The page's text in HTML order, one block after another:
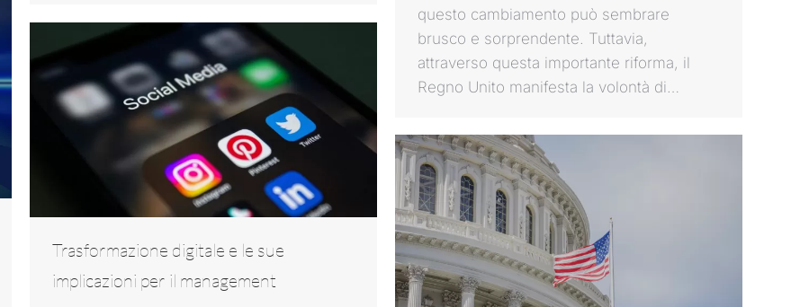
questo cambiamento può sembrare
brusco e sorprendente. Tuttavia,
attraverso questa importante riforma, il
Regno Unito manifesta la volontà di…
Trasformazione digitale e le sue
implicazioni per il management